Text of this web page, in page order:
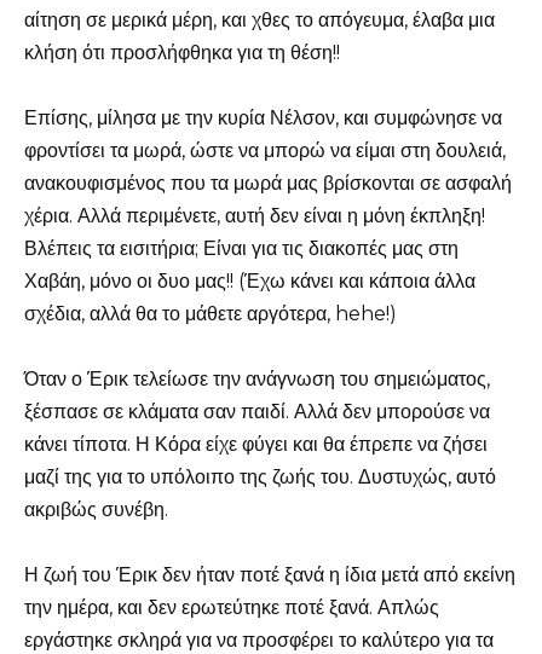
αίτηση σε μερικά μέρη, και χθες το απόγευμα, έλαβα μια
κλήση ότι προσλήφθηκα για τη θέση!!
Επίσης, μίλησα με την κυρία Νέλσον, και συμφώνησε να
φροντίσει τα μωρά, ώστε να μπορώ να είμαι στη δουλειά,
ανακουφισμένος που τα μωρά μας βρίσκονται σε ασφαλή
χέρια. Αλλά περιμένετε, αυτή δεν είναι η μόνη έκπληξη!
Βλέπεις τα εισιτήρια; Είναι για τις διακοπές μας στη
Χαβάη, μόνο οι δυο μας!! (Έχω κάνει και κάποια άλλα
σχέδια, αλλά θα το μάθετε αργότερα, hehe!)
Όταν ο Έρικ τελείωσε την ανάγνωση του σημειώματος,
ξέσπασε σε κλάματα σαν παιδί. Αλλά δεν μπορούσε να
κάνει τίποτα. Η Κόρα είχε φύγει και θα έπρεπε να ζήσει
μαζί της για το υπόλοιπο της ζωής του. Δυστυχώς, αυτό
ακριβώς συνέβη.
Η ζωή του Έρικ δεν ήταν ποτέ ξανά η ίδια μετά από εκείνη
την ημέρα, και δεν ερωτεύτηκε ποτέ ξανά. Απλώς
εργάστηκε σκληρά για να προσφέρει το καλύτερο για τα